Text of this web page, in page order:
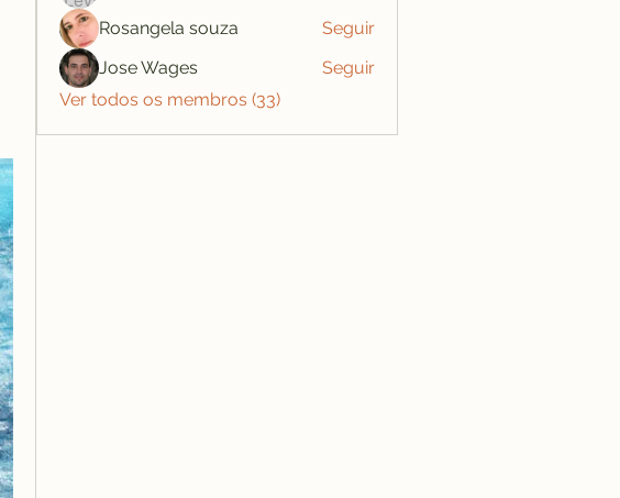
Rosangela souza
Seguir
Jose Wages
Seguir
Ver todos os membros (33)